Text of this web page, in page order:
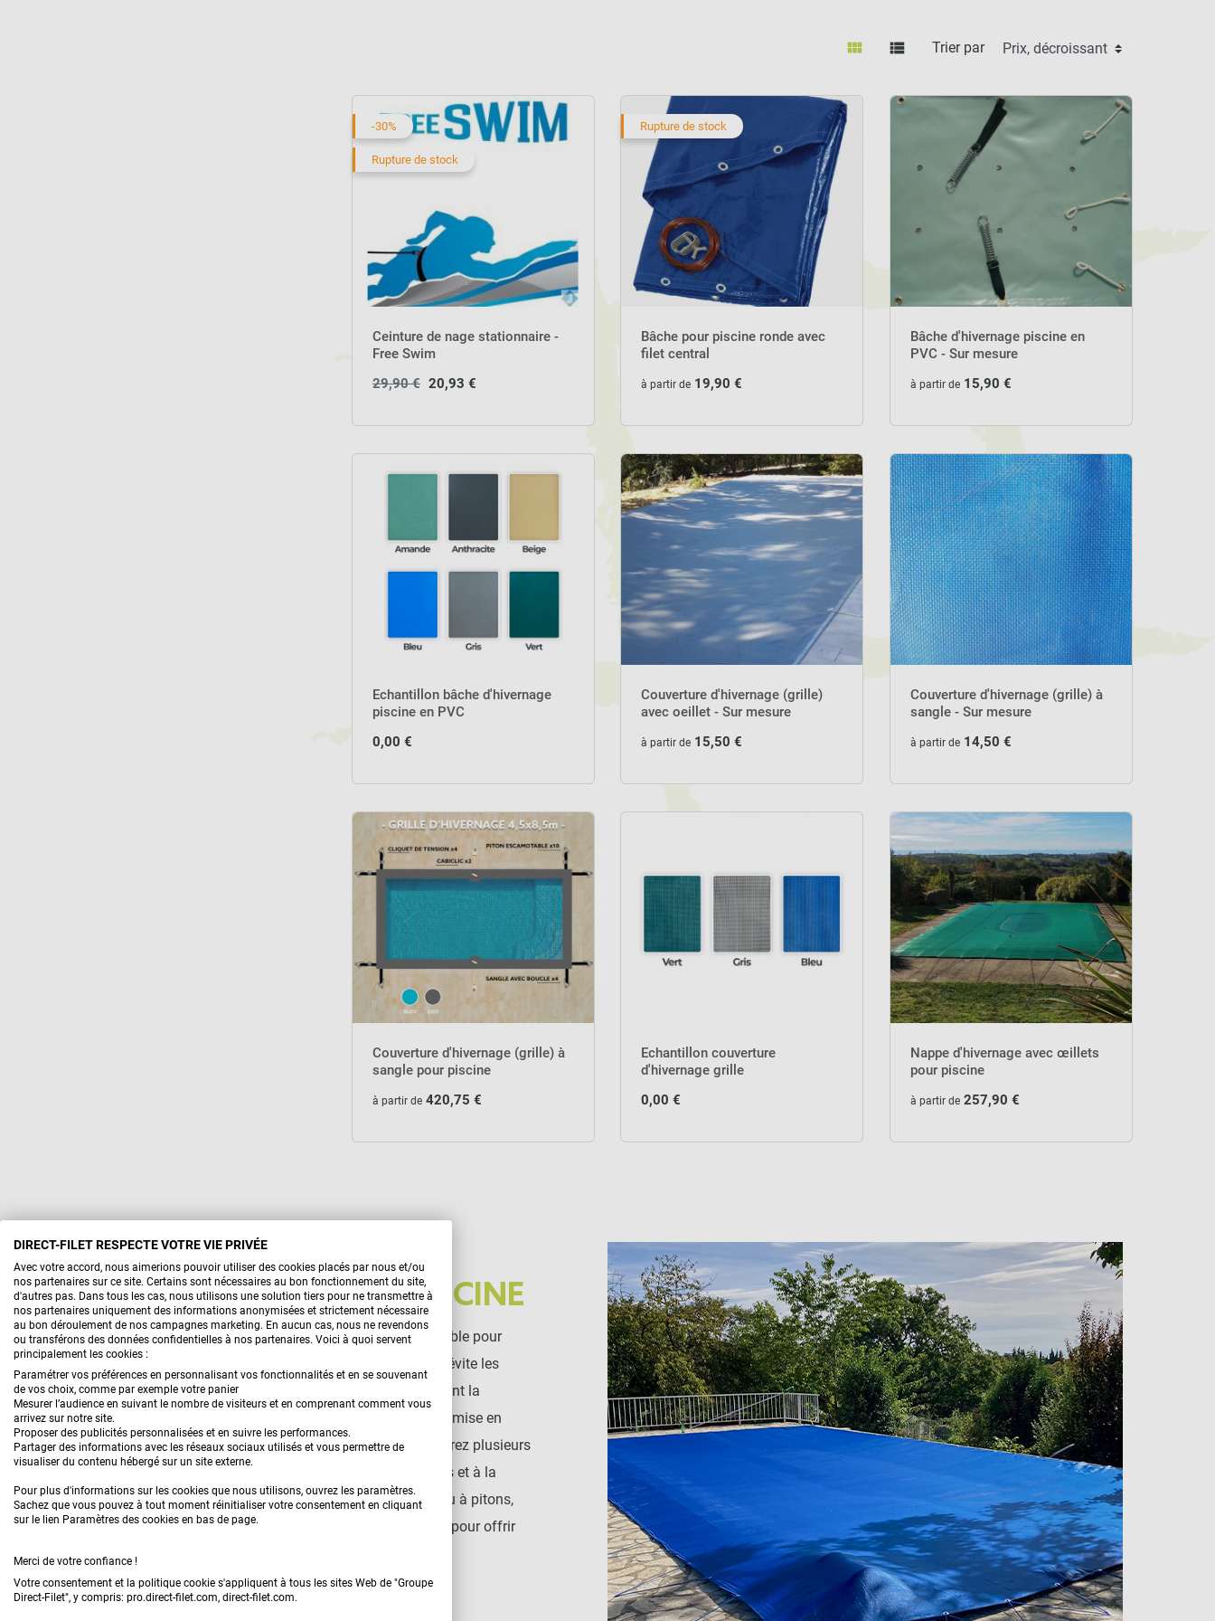
view_module view_list Trier par
-30%
Rupture de stock
Ceinture de nage stationnaire -
Free Swim
29,90 € 20,93 €
Rupture de stock
Bâche pour piscine ronde avec
filet central
à partir de 19,90 €
Bâche d'hivernage piscine en
PVC - Sur mesure
à partir de 15,90 €
Echantillon bâche d'hivernage
piscine en PVC
0,00 €
Couverture d'hivernage (grille)
avec oeillet - Sur mesure
à partir de 15,50 €
Couverture d'hivernage (grille) à
sangle - Sur mesure
à partir de 14,50 €
Couverture d'hivernage (grille) à
sangle pour piscine
à partir de 420,75 €
Echantillon couverture
d'hivernage grille
0,00 €
Nappe d'hivernage avec œillets
pour piscine
à partir de 257,90 €
BIEN CHOISIR SA
BÂCHE D'HIVERNAGE PISCINE
La bâche d’hivernage piscine est un accessoire indispensable pour
sécuriser et protéger votre bassin durant l’intersaison. Elle évite les
dépôts de feuilles, insectes ou poussières, et limite fortement la
prolifération d’algues. Résultat : une eau plus propre à la remise en
service, et un entretien réduit. Chez Direct Filet, vous trouverez plusieurs
types de couvertures d’hivernage adaptées aux dimensions et à la
forme de votre piscine. Plates ou avec œillets, à sandow ou à pitons,
opaques ou semi-transparentes, chaque modèle est pensé pour offrir
résistance, durabilité et simplicité d’utilisation.
QUELLE EST LA MEILLEURE
Lire la suite
DIRECT-FILET RESPECTE VOTRE VIE PRIVÉE
Avec votre accord, nous aimerions pouvoir utiliser des cookies placés par nous et/ou
nos partenaires sur ce site. Certains sont nécessaires au bon fonctionnement du site,
d'autres pas. Dans tous les cas, nous utilisons une solution tiers pour ne transmettre à
nos partenaires uniquement des informations anonymisées et strictement nécessaire
au bon déroulement de nos campagnes marketing. En aucun cas, nous ne revendons
ou transférons des données confidentielles à nos partenaires. Voici à quoi servent
principalement les cookies :
Paramétrer vos préférences en personnalisant vos fonctionnalités et en se souvenant
de vos choix, comme par exemple votre panier
Mesurer l’audience en suivant le nombre de visiteurs et en comprenant comment vous
arrivez sur notre site.
Proposer des publicités personnalisées et en suivre les performances.
Partager des informations avec les réseaux sociaux utilisés et vous permettre de
visualiser du contenu hébergé sur un site externe.
Pour plus d'informations sur les cookies que nous utilisons, ouvrez les paramètres.
Sachez que vous pouvez à tout moment réinitialiser votre consentement en cliquant
sur le lien Paramètres des cookies en bas de page.
Merci de votre confiance !
Votre consentement et la politique cookie s'appliquent à tous les sites Web de "Groupe
Direct-Filet", y compris: pro.direct-filet.com, direct-filet.com.